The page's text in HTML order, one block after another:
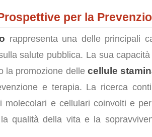
per la
rappresenta una delle principali
salute pubblica. La sua
la promozione dellecellule
e terapia. La ricerca
molecolari e cellulari coinvolti e
qualità della vita e la